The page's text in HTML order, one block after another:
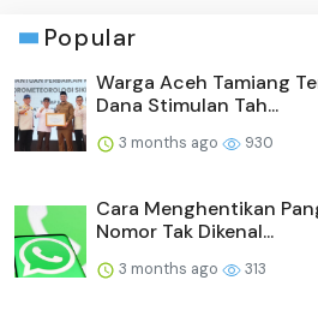
Popular
Warga Aceh Tamiang
Dana Stimulan Tah...
3 months ago 930
Cara Menghentikan
Nomor Tak Dikenal...
3 months ago 313